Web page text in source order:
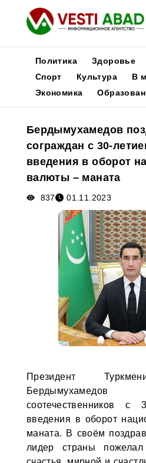
Новости
Медиа
Афиша
Политика Здоровье
Спорт
Культура В
Экономика
Бердымухамедов
сограждан с 30-
введения в оборот
валюты – маната
837 01.11.2023
Президент
соотечественников с
введения в оборот
маната. В своём
лидер страны